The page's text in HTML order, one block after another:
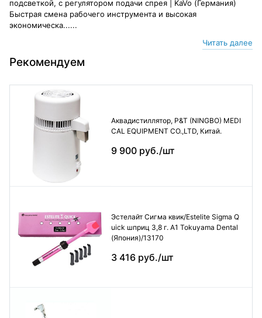
подсветкой, с регулятором подачи спрея | KaVo (Германия)
Быстрая смена рабочего инструмента и высокая
экономическа......
Читать далее
Рекомендуем
Аквадистиллятор, P&T (NINGBO) MEDI
CAL EQUIPMENT CO.,LTD, Китай.
9 900 руб./шт
Эстелайт Сигма квик/Estelite Sigma Q
uick шприц 3,8 г. А1 Tokuyama Dental
(Япония)/13170
3 416 руб./шт